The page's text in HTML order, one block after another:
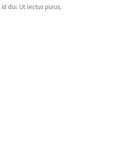
dui. Ut lectus purus,